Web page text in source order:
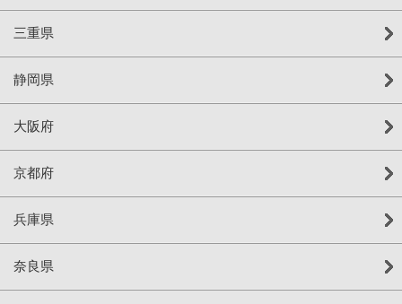
三重県
静岡県
大阪府
京都府
兵庫県
奈良県